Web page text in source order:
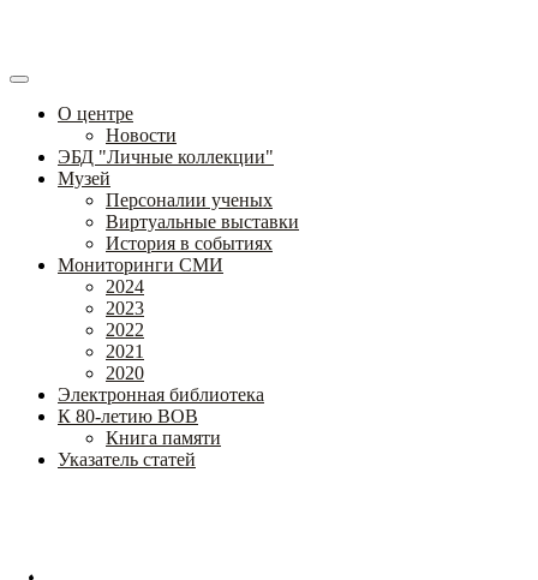
О центре
Новости
ЭБД "Личные коллекции"
Музей
Персоналии ученых
Виртуальные выставки
История в событиях
Мониторинги СМИ
2024
2023
2022
2021
2020
Электронная библиотека
К 80-летию ВОВ
Книга памяти
Указатель статей